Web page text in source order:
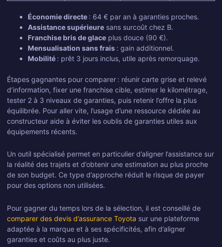
Économie directe : 64 € par an à garanties proches.
Assistance supérieure sans surcoût chez B.
Franchise bris de glace plus douce (90 €).
Mensualisation sans frais : gain additionnel.
Mobilité : prêt 3 jours inclus, utile après remorquage.
Étapes gagnantes pour comparer : réunir carte grise et relevé
d’information, fixer une franchise cible, estimer le kilométrage,
tester 2 à 3 niveaux de garanties, puis retenir l’offre la plus
équilibrée. Pour aller vite, l’usage d’une ressource dédiée au
constructeur aide à éviter les oublis de garanties utiles aux
équipements récents.
Un outil spécialisé permet en particulier d’aligner l’assistance sur
la réalité des trajets et d’obtenir une estimation au plus proche
de son budget. Ce type d’approche réduit le risque de payer
pour des options non utilisées.
Pour gagner du temps lors de la sélection, il est conseillé de
comparer des devis d’assurance Toyota sur une plateforme
adaptée à la marque et à ses spécificités, afin d’aligner
garanties et coûts au plus juste.